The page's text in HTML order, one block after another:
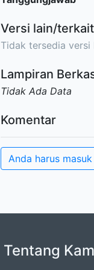
Versi lain/terkait
Tidak tersedia versi
Lampiran
Tidak Ada Data
Komentar
Anda harus
Tentang